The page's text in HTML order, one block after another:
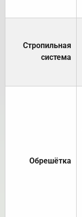
Стропильная
система
Обрешётка